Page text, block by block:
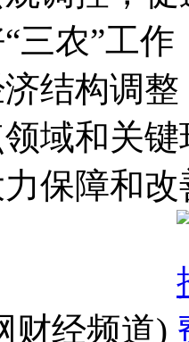
三农”工作
结构调
域和关
保障和
经频道)